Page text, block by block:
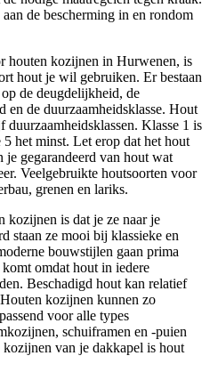
de bescherming in en rondom
houten kozijnen in Hurwenen, is
hout je wil gebruiken. Er bestaan
de deugdelijkheid, de
en de duurzaamheidsklasse. Hout
Klasse 1 is
5 het minst. Let erop dat het hout
gegarandeerd van hout wat
Veelgebruikte houtsoorten voor
grenen en lariks.
kozijnen is dat je ze naar je
staan ze mooi bij klassieke en
bouwstijlen gaan prima
omdat hout in iedere
Beschadigd hout kan relatief
kozijnen kunnen zo
voor alle types
schuiframen en -puien
van je dakkapel is hout